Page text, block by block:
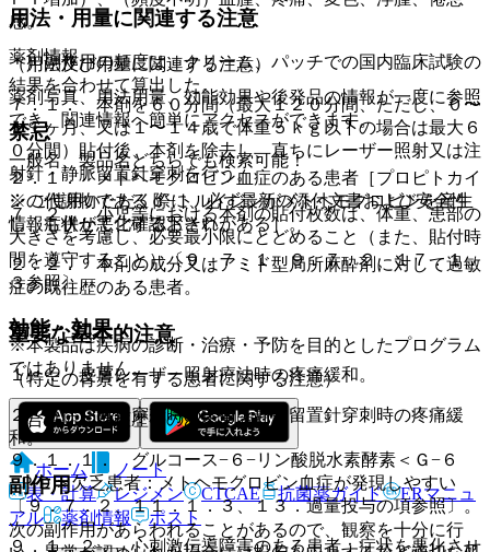
感。
＊）副作用の頻度は、クリーム、パッチでの国内臨床試験の
結果を合わせて算出した。
禁忌
２．１． メトヘモグロビン血症のある患者［プロピトカイ
ンの代謝物であるｏ−トルイジンがメトヘモグロビンを産生
し、症状が悪化するおそれがある］。
２．２． 本剤の成分又はアミド型局所麻酔剤に対して過敏
症の既往歴のある患者。
重要な基本的注意
（特定の背景を有する患者に関する注意）
（合併症・既往歴等のある患者）
９．１．１． グルコース−６−リン酸脱水素酵素＜Ｇ−６
−ＰＤ＞欠乏患者：メトヘモグロビン血症が発現しやすい
〔９．７．２、１１．１．３、１３．過量投与の項参照〕。
９．１．２． 心刺激伝導障害のある患者：症状を悪化させ
用法・用量に関連する注意
（用法及び用量に関連する注意）
７．１． 本剤を６０分間（最大１２０分間、ただし、０〜
１１ヶ月、又は１〜１４歳で体重５ｋｇ以下の場合は最大６
０分間）貼付後、本剤を除去し、直ちにレーザー照射又は注
射針・静脈留置針穿刺を行う。
７．２． 小児等における本剤の貼付枚数は、体重、患部の
大きさを考慮し、必要最小限にとどめること（また、貼付時
間を遵守すること）〔９．７．１、９．７．２、１７．１．
３参照〕。
効能・効果
１）． 皮膚レーザー照射療法時の疼痛緩和。
２）． 注射針穿刺時の疼痛・静脈留置針穿刺時の疼痛緩
和。
副作用
次の副作用があらわれることがあるので、観察を十分に行
薬剤情報
薬剤写真、用法用量、効能効果や後発品の情報が一度に参照
でき、関連情報へ簡単にアクセスができます。
一般名、製品名どちらでも検索可能！
※ ご使用いただく際に、必ず最新の添付文書および安全性
情報も併せてご確認下さい。
※本製品は疾病の診断・治療・予防を目的としたプログラム
ではありません。
ホーム
ノート
表・計算
レジメン CTCAE 抗菌薬ガイド
ERマニュ
アル
薬剤情報 ポスト